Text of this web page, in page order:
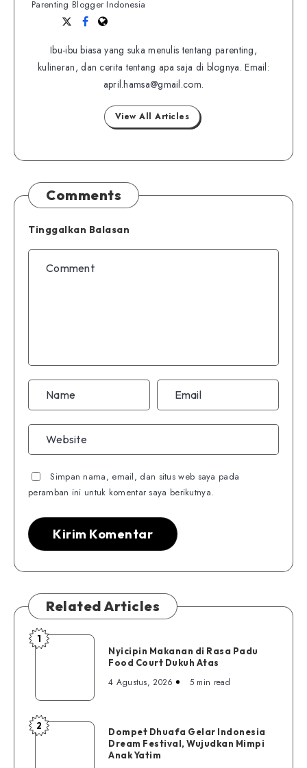
Parenting Blogger Indonesia
Follow
on
Twitter
Follow
on
Facebook
Website
Ibu-ibu biasa yang suka menulis tentang parenting,
kulineran, dan cerita tentang apa saja di blognya. Email:
april.hamsa@gmail.com.
View All Articles
Comments
Tinggalkan Balasan
Simpan nama, email, dan situs web saya pada
peramban ini untuk komentar saya berikutnya.
Related Articles
Nyicipin
Padu
Food
Court
1
Nyicipin Makanan di Rasa Padu
Food Court Dukuh Atas
4 Agustus, 2026 5 min read
Dompet
2
Dompet Dhuafa Gelar Indonesia
Dream Festival, Wujudkan Mimpi
Anak Yatim